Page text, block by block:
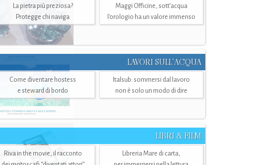
La pietra più preziosa?
Protegge chi naviga
Maggi Officine, sott’acqua
l'orologio ha un valore immenso
LAVORI SULL’ACQUA
Come diventare hostess
e steward di bordo
Italsub: sommersi dal lavoro
non è solo un modo di dire
LIBRI & FILM
Riva in the movie, il racconto
Libreria Mare di carta,